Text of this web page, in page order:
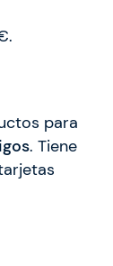
para
. Tiene